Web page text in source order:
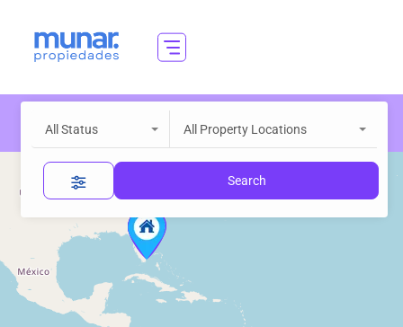
All Status All Property Locations
Search